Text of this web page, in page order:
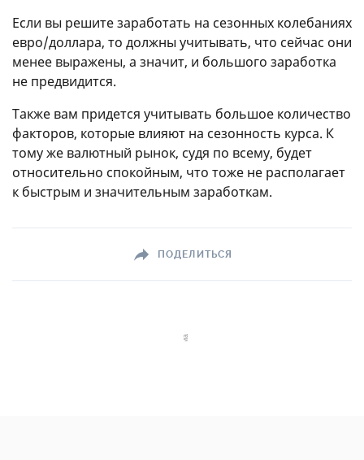
Если вы решите заработать на сезонных колебаниях
евро/доллара, то должны учитывать, что сейчас они
менее выражены, а значит, и большого заработка
не предвидится.
Также вам придется учитывать большое количество
факторов, которые влияют на сезонность курса. К
тому же валютный рынок, судя по всему, будет
относительно спокойным, что тоже не располагает
к быстрым и значительным заработкам.
ПОДЕЛИТЬСЯ